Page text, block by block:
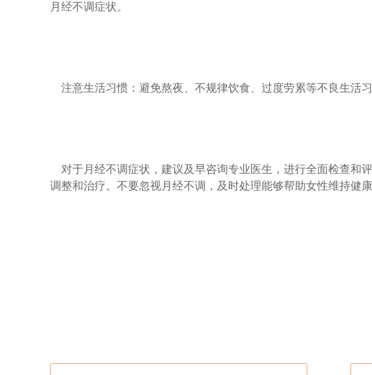
月经不调症状。
注意生活习惯：避免熬夜、不规律饮食、过度劳累等不良生活
对于月经不调症状，建议及早咨询专业医生，进行全面检查和
调整和治疗。不要忽视月经不调，及时处理能够帮助女性维持健康